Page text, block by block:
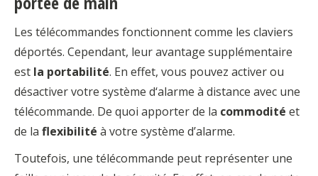
Les télécommandes fonctionnent comme les claviers
déportés. Cependant, leur avantage supplémentaire
est la portabilité. En effet, vous pouvez activer ou
désactiver votre système d‘alarme à distance avec une
télécommande. De quoi apporter de la commodité et
de la flexibilité à votre système d’alarme.
Toutefois, une télécommande peut représenter une